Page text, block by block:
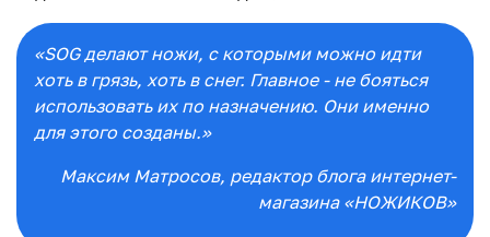
«SOG делают ножи, с которыми можно идти
хоть в грязь, хоть в снег. Главное - не бояться
использовать их по назначению. Они именно
для этого созданы.»
Максим Матросов, редактор блога интернет-
магазина «НОЖИКОВ»